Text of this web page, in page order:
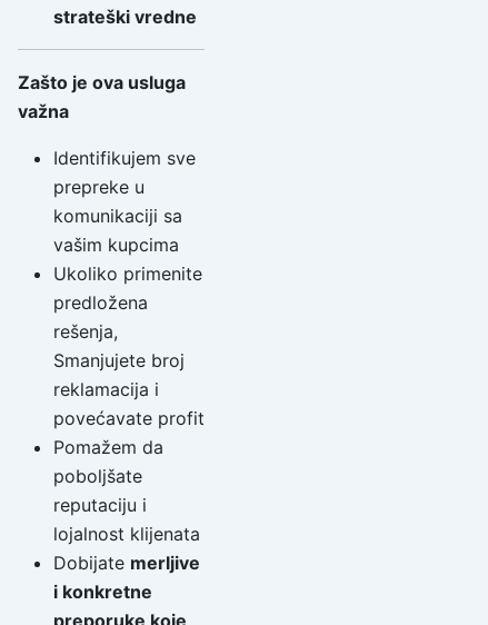
strateški vredne
Zašto je ova usluga
važna
Identifikujem sve
prepreke u
komunikaciji sa
vašim kupcima
Ukoliko primenite
predložena
rešenja,
Smanjujete broj
reklamacija i
povećavate profit
Pomažem da
poboljšate
reputaciju i
lojalnost klijenata
Dobijate merljive
i konkretne
preporuke koje